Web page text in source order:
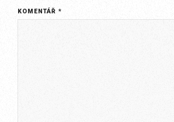
KOMENTÁŘ*